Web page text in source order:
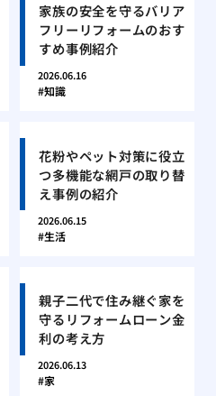
家族の安全を守るバリア
フリーリフォームのおす
すめ事例紹介
2026.06.16
知識
花粉やペット対策に役立
つ多機能な網戸の取り替
え事例の紹介
2026.06.15
生活
親子二代で住み継ぐ家を
守るリフォームローン金
利の考え方
2026.06.13
家